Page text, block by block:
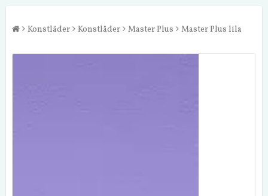
Konstläder Konstläder Master Plus Master Plus lila